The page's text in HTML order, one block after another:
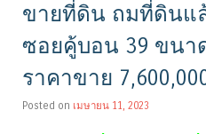
ขายที่ดิน ถมที่ดินแ
ซอยคู้บอน 39 ขนา
ราคาขาย
Posted on เมษายน 11, 2023